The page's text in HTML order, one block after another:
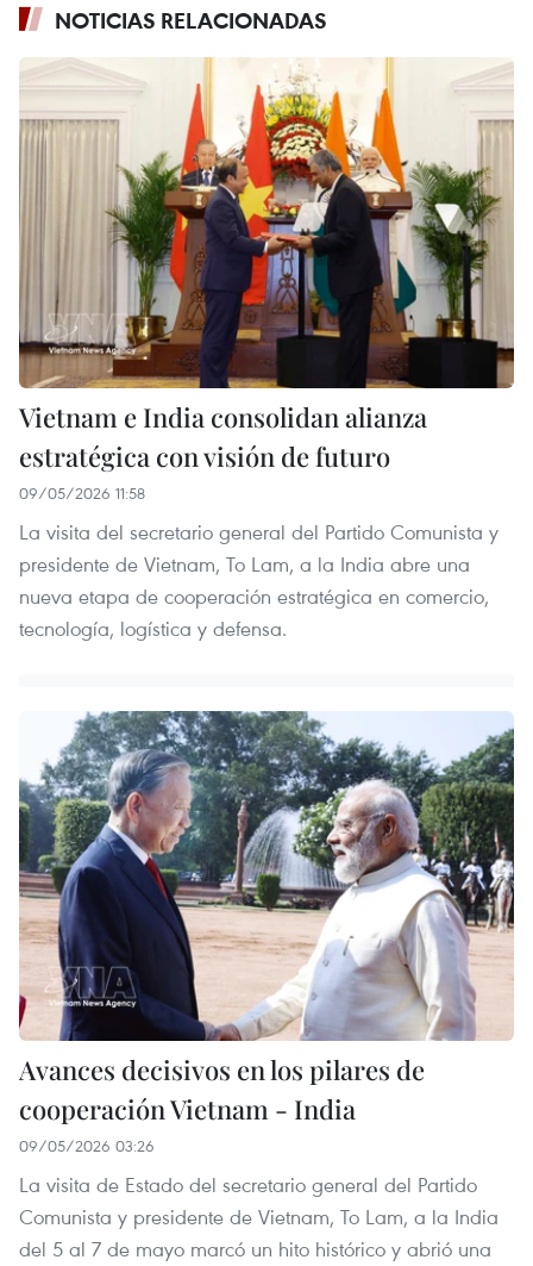
NOTICIAS RELACIONADAS
Vietnam e India consolidan alianza
estratégica con visión de futuro
09/05/2026 11:58
La visita del secretario general del Partido Comunista y
presidente de Vietnam, To Lam, a la India abre una
nueva etapa de cooperación estratégica en comercio,
tecnología, logística y defensa.
Avances decisivos en los pilares de
cooperación Vietnam - India
09/05/2026 03:26
La visita de Estado del secretario general del Partido
Comunista y presidente de Vietnam, To Lam, a la India
del 5 al 7 de mayo marcó un hito histórico y abrió una